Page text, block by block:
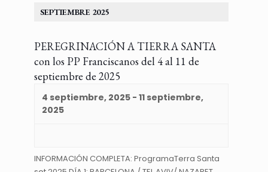
SEPTIEMBRE 2025
PEREGRINACIÓN A TIERRA SANTA
con los PP Franciscanos del 4 al 11 de
septiembre de 2025
4 septiembre, 2025- 11 septiembre,
2025
INFORMACIÓN COMPLETA: ProgramaTerra Santa